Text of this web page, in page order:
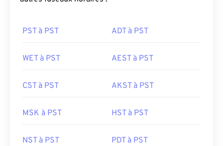
PST à PST ADT à PST
WET à PST AEST à PST
CST à PST AKST à PST
MSK à PST HST à PST
NST à PST PDT à PST